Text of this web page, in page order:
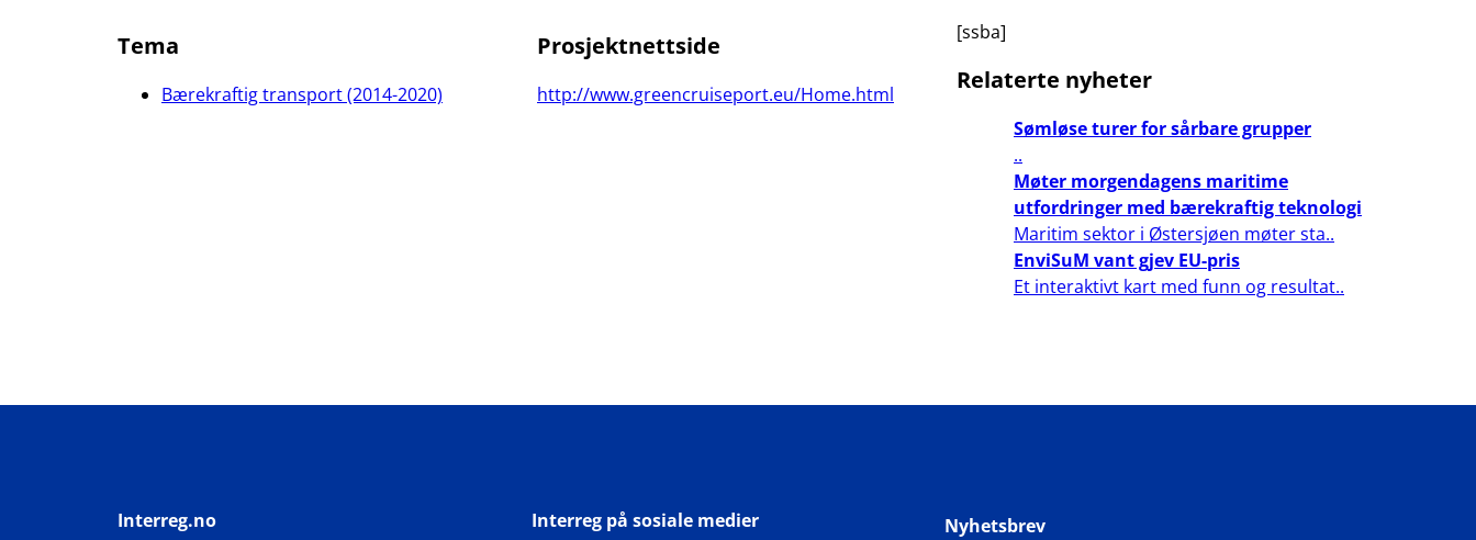
Tema
Bærekraftig transport (2014-2020)
Prosjektnettside
http://www.greencruiseport.eu/Home.html
[ssba]
Relaterte nyheter
Sømløse turer for sårbare grupper
..
Møter morgendagens maritime
utfordringer med bærekraftig teknologi
Maritim sektor i Østersjøen møter sta..
EnviSuM vant gjev EU-pris
Et interaktivt kart med funn og resultat..
Interreg.no Interreg på sosiale medier Nyhetsbrev